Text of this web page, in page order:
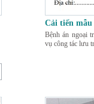
Cải tiến
Bệnh án ngoại
vụ công tác lưu